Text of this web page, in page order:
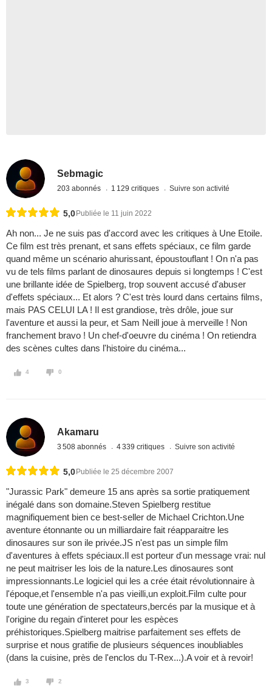
Sebmagic
203 abonnés 1 129 critiques Suivre son activité
5,0 Publiée le 11 juin 2022
Ah non... Je ne suis pas d'accord avec les critiques à Une Etoile.
Ce film est très prenant, et sans effets spéciaux, ce film garde
quand même un scénario ahurissant, époustouflant ! On n'a pas
vu de tels films parlant de dinosaures depuis si longtemps ! C'est
une brillante idée de Spielberg, trop souvent accusé d'abuser
d'effets spéciaux... Et alors ? C'est très lourd dans certains films,
mais PAS CELUI LA ! Il est grandiose, très drôle, joue sur
l'aventure et aussi la peur, et Sam Neill joue à merveille ! Non
franchement bravo ! Un chef-d'oeuvre du cinéma ! On retiendra
des scènes cultes dans l'histoire du cinéma...
4 0
Akamaru
3 508 abonnés 4 339 critiques Suivre son activité
5,0 Publiée le 25 décembre 2007
"Jurassic Park" demeure 15 ans après sa sortie pratiquement
inégalé dans son domaine.Steven Spielberg restitue
magnifiquement bien ce best-seller de Michael Crichton.Une
aventure étonnante ou un milliardaire fait réapparaitre les
dinosaures sur son ile privée.JS n'est pas un simple film
d'aventures à effets spéciaux.Il est porteur d'un message vrai: nul
ne peut maitriser les lois de la nature.Les dinosaures sont
impressionnants.Le logiciel qui les a crée était révolutionnaire à
l'époque,et l'ensemble n'a pas vieilli,un exploit.Film culte pour
toute une génération de spectateurs,bercés par la musique et à
l'origine du regain d'interet pour les espèces
préhistoriques.Spielberg maitrise parfaitement ses effets de
surprise et nous gratifie de plusieurs séquences inoubliables
(dans la cuisine, près de l'enclos du T-Rex...).A voir et à revoir!
3 2